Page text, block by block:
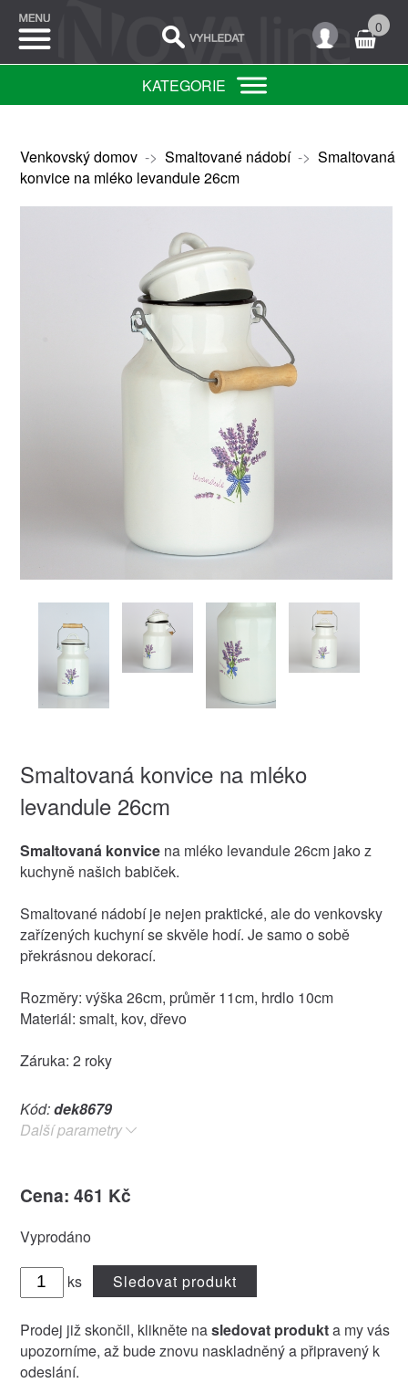
0
KATEGORIE
Venkovský domov-> Smaltované nádobí-> Smaltovaná
konvice na mléko levandule 26cm
Smaltovaná konvice na mléko
levandule 26cm
Smaltovaná konvicena mléko levandule 26cm jako z
kuchyně našich babiček.
Smaltované nádobí je nejen praktické, ale do venkovsky
zařízených kuchyní se skvěle hodí. Je samo o sobě
překrásnou dekorací.
Rozměry: výška 26cm, průměr 11cm, hrdlo 10cm
Materiál: smalt, kov, dřevo
Záruka: 2 roky
Kód:dek8679
Další parametry
Cena: 461 Kč
Vyprodáno
ks Sledovat produkt
Prodej již skončil, klikněte nasledovat produkta my vás
upozorníme, až bude znovu naskladněný a připravený k
odeslání.